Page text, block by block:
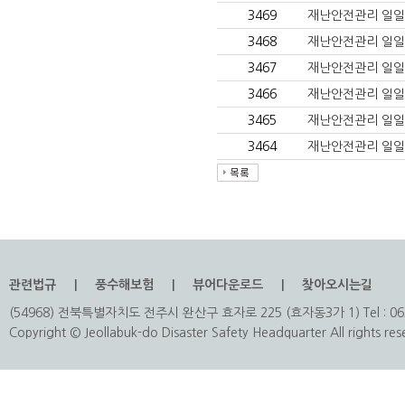
3469 재난안전관리 일
3468 재난안전관리 일
3467 재난안전관리 일
3466 재난안전관리 일
3465 재난안전관리 일
3464 재난안전관리 일
관련법규 풍수해보험 뷰어다운로드 찾아오시는길
(54968) 전북특별자치도 전주시 완산구 효자로 225 (효자동3가 1) Tel :
Copyright © Jeollabuk-do Disaster Safety Headquarter All rights